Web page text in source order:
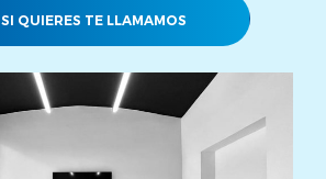
SI QUIERES TE LLAMAMOS